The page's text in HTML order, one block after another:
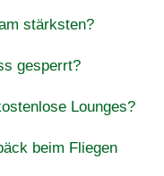
stärksten?
gesperrt?
Lounges?
beim Fliegen